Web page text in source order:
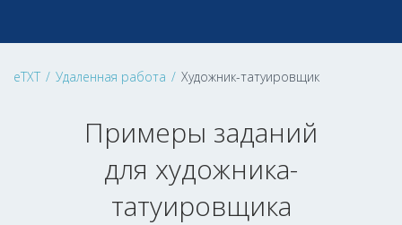
eTXT / Удаленная работа / Художник-татуировщик
Примеры заданий
для художника-
татуировщика